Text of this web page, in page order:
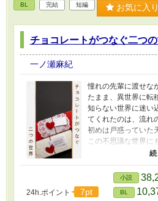
BL 完結 短編 お気に入
チョコレートがつなぐ二つ
一ノ瀬麻紀
憧れの先輩に渡せな
たまま、異世界に転
知らない世界に迷い
てくれたのは、流れ
初めは戸惑っていた
この不思議な世界に
ごしていた。 けど
天音は気づいたら
チョコレートがつな
ツイノベとして公開
24h.ポイント 7pt
小説
BL